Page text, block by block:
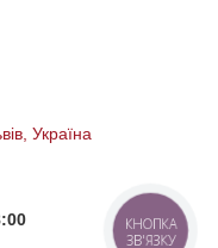
Україна
КНОПКА
ЗВ'ЯЗКУ